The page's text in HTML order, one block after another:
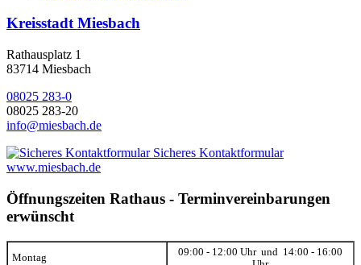
Kreisstadt Miesbach
Rathausplatz 1
83714 Miesbach
08025 283-0
08025 283-20
info@miesbach.de
Sicheres Kontaktformular
www.miesbach.de
Öffnungszeiten Rathaus - Terminvereinbarungen
erwünscht
Montag
09:00 - 12:00 Uhr und 14:00 - 16:00